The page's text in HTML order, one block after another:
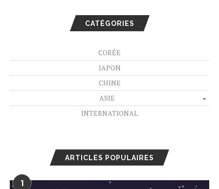
CATÉGORIES
CORÉE
JAPON
CHINE
ASIE
INTERNATIONAL
ARTICLES POPULAIRES
1